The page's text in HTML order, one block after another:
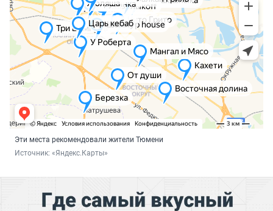
Эти места рекомендовали жители Тюмени
Источник: «Яндекс.Карты»